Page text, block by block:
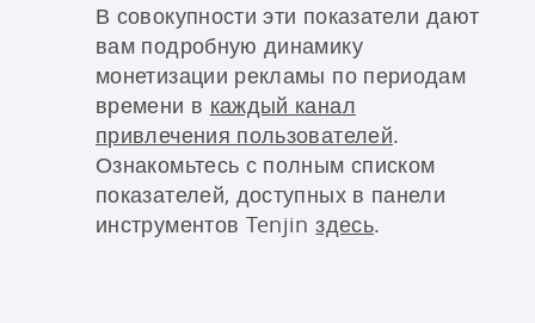
В совокупности эти показатели дают
вам подробную динамику
монетизации рекламы по периодам
времени в каждый канал
привлечения пользователей.
Ознакомьтесь с полным списком
показателей, доступных в панели
инструментов Tenjinздесь.